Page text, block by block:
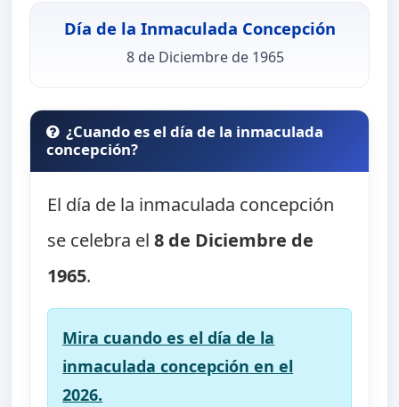
Día de la Inmaculada Concepción
8 de Diciembre de 1965
¿Cuando es el día de la inmaculada
concepción?
El día de la inmaculada concepción
se celebra el8 de Diciembre de
1965.
Mira cuando es el día de la
inmaculada concepción en el
2026.